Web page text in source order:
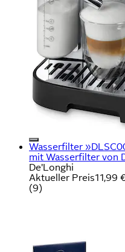
Wasserfilter
mit Wasserfilter von
De'Longhi
Aktueller Preis11,99
(9)